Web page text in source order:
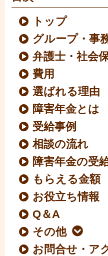
トップ
グループ・事
弁護士・社会
費用
選ばれる理由
障害年金とは
受給事例
相談の流れ
障害年金の受
もらえる金額
お役立ち情報
Q＆A
その他
お問合せ・ア